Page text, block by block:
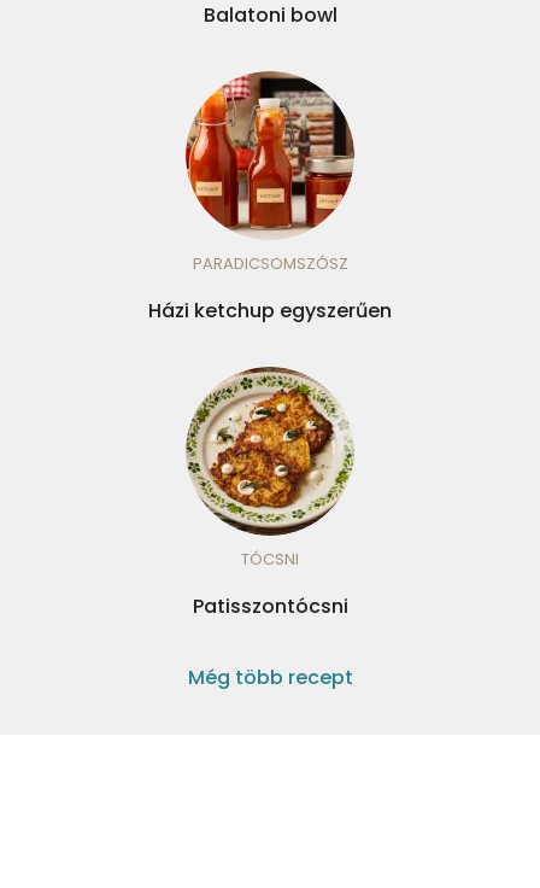
Balatoni bowl
PARADICSOMSZÓSZ
Házi ketchup egyszerűen
TÓCSNI
Patisszontócsni
Még több recept